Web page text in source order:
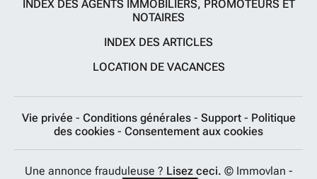
INDEX DES AGENTS IMMOBILIERS, PROMOTEURS ET
NOTAIRES
INDEX DES ARTICLES
LOCATION DE VACANCES
Vie privée - Conditions générales - Support - Politique
des cookies - Consentement aux cookies
Une annonce frauduleuse ? Lisez ceci. © Immovlan -